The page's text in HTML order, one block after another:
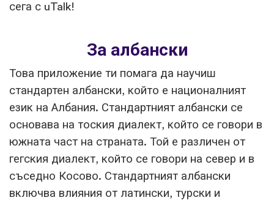
сега с uTalk!
За албански
Това приложение ти помага да научиш
стандартен албански, който е националният
език на Албания. Стандартният албански се
основава на тоския диалект, който се говори в
южната част на страната. Той е различен от
гегския диалект, който се говори на север и в
съседно Косово. Стандартният албански
включва влияния от латински, турски и